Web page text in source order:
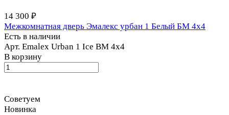
14 300 ₽
Межкомнатная дверь Эмалекс урбан 1 Белый БМ 4x4
Есть в наличии
Арт. Emalex Urban 1 Ice BM 4x4
В корзину
Советуем
Новинка